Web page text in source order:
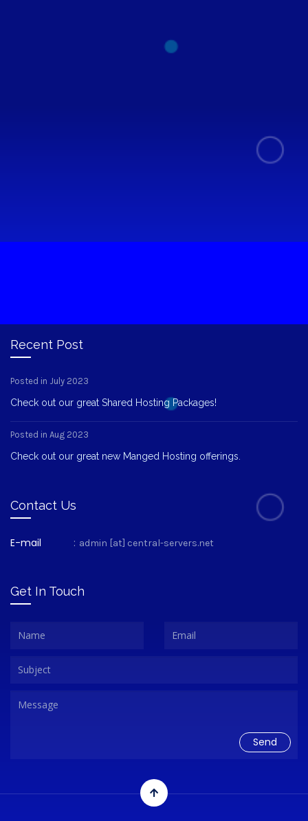
Recent Post
Posted in July 2023
Check out our great Shared Hosting Packages!
Posted in Aug 2023
Check out our great new Manged Hosting offerings.
Contact Us
E-mail : admin [at] central-servers.net
Get In Touch